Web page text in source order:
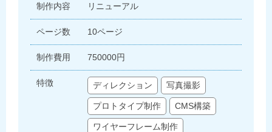
制作内容 リニューアル
ページ数 10ページ
制作費用 750000円
特徴 ディレクション 写真撮影
プロトタイプ制作 CMS構築
ワイヤーフレーム制作